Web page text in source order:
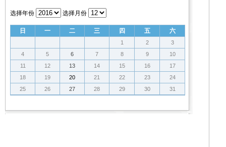
选择年份 选择月份
日 一 二 三 四 五 六
1 2
3
4
5 6 7 8 9
10
11
12 13 14 15 16
17
18
19 20 21 22 23
24
25
26 27 28 29 30 31